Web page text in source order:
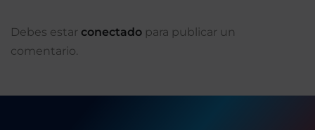
Debes estar conectado para publicar un
comentario.